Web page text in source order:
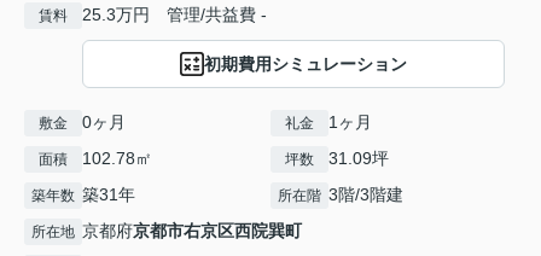
賃料 25.3万円 管理/共益費 -
初期費用シミュレーション
敷金 0ヶ月 礼金 1ヶ月
面積 102.78㎡ 坪数 31.09坪
築年数 築31年 所在階 3階/3階建
所在地 京都府京都市右京区西院巽町